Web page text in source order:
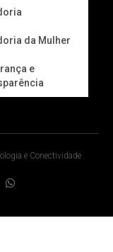
da Mulher
e
e Conectividade